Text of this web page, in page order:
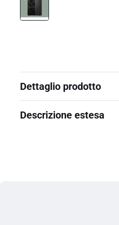
Dettaglio prodotto
Descrizione estesa